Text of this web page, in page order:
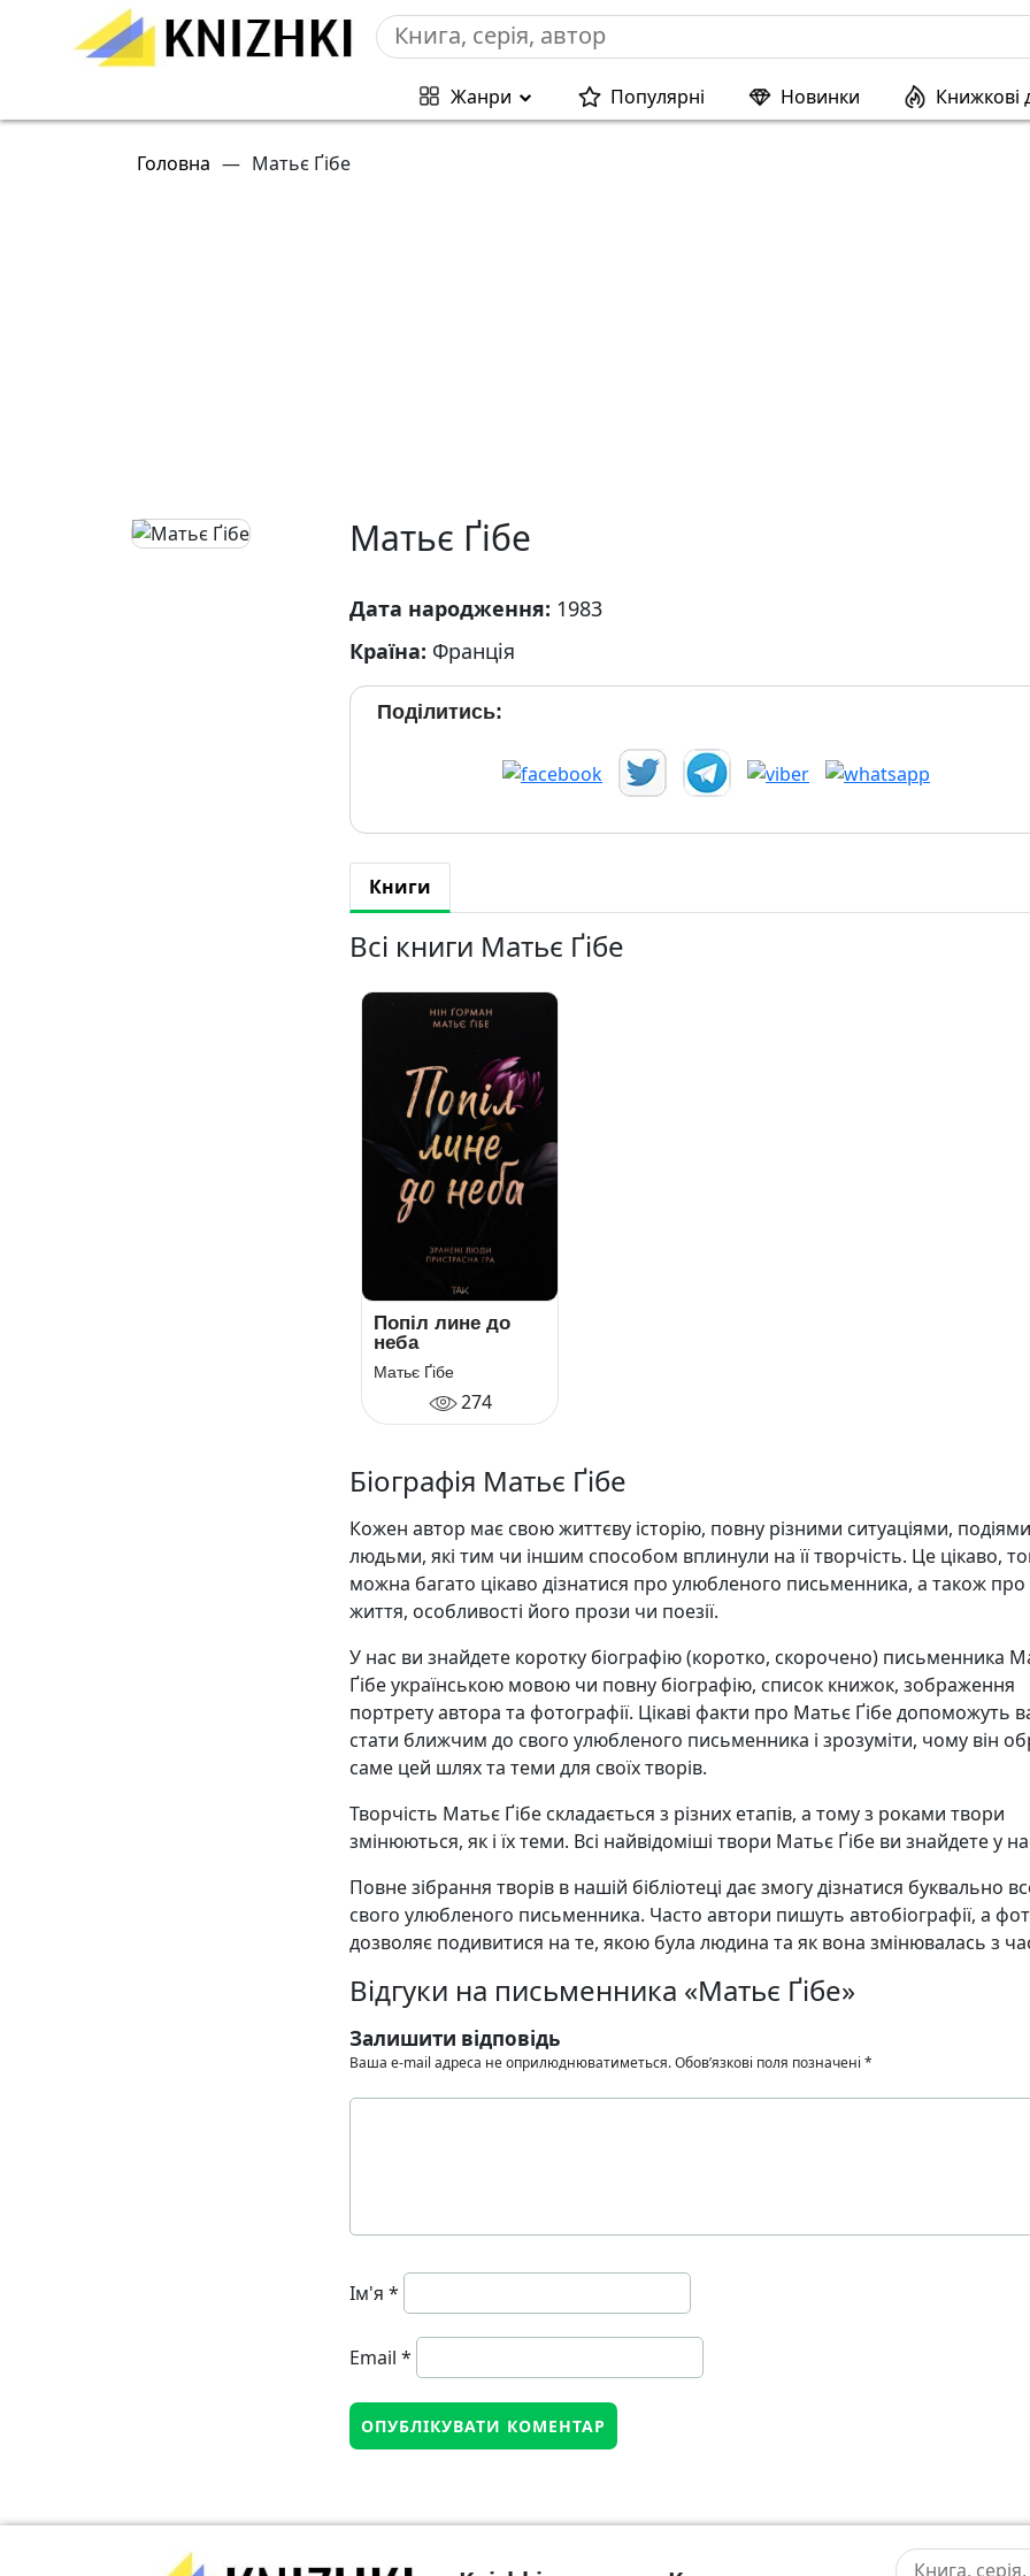
Жанри Популярні Новинки Книжкові
Головна — Матьє Ґібе
Матьє Ґібе
Дата народження: 1983
Країна: Франція
Поділитись:
Книги
Всі книги Матьє Ґібе
Попіл лине до
неба
Матьє Ґібе
274
Біографія Матьє Ґібе
Кожен автор має свою життєву історію, повну різними ситуаціями,
людьми, які тим чи іншим способом вплинули на її творчість. Це цікаво,
можна багато цікаво дізнатися про улюбленого письменника, а також
життя, особливості його прози чи поезії.
У нас ви знайдете коротку біографію (коротко, скорочено) письменника
Ґібе українською мовою чи повну біографію, список книжок, зображення
портрету автора та фотографії. Цікаві факти про Матьє Ґібе допоможуть
стати ближчим до свого улюбленого письменника і зрозуміти, чому він
саме цей шлях та теми для своїх творів.
Творчість Матьє Ґібе складається з різних етапів, а тому з роками твори
змінюються, як і їх теми. Всі найвідоміші твори Матьє Ґібе ви знайдете у
Повне зібрання творів в нашій бібліотеці дає змогу дізнатися буквально
свого улюбленого письменника. Часто автори пишуть автобіографії, а
дозволяє подивитися на те, якою була людина та як вона змінювалась з
Відгуки на письменника «Матьє Ґібе»
Залишити відповідь
Ваша e-mail адреса не оприлюднюватиметься.Обов’язкові поля позначені *
Ім'я *
Email *